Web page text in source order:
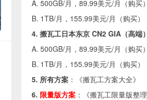
A. 500GB/月，89.99美元/月（购买）
B. 1TB/月，155.99美元/月（购买）
4. 搬瓦工日本东京 CN2 GIA（高端）
A. 500GB/月，89.99美元/月（购买）
B. 1TB/月，155.99美元/月（购买）
5. 所有方案 ：《搬瓦工方案大全》
6. 限量版方案 ：《搬瓦工限量版整理